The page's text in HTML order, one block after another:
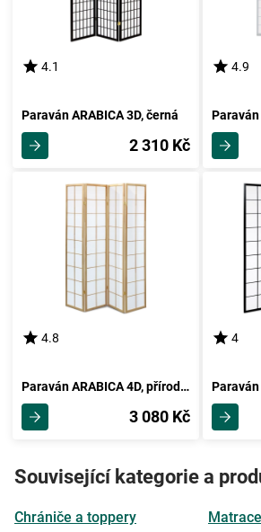
4.1
Paraván ARABICA 3D, černá
2 310 Kč
4.9
Paraván
4.8
Paraván ARABICA 4D, přírodní
3 080 Kč
4
Paraván
Související kategorie a
Chrániče a toppery Matrace